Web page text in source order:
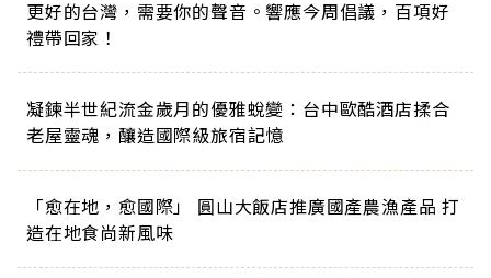
更好的台灣，需要你的聲音。響應今周倡議，百項好
禮帶回家！
凝鍊半世紀流金歲月的優雅蛻變：台中歐酷酒店揉合
老屋靈魂，釀造國際級旅宿記憶
「愈在地，愈國際」 圓山大飯店推廣國產農漁產品 打
造在地食尚新風味